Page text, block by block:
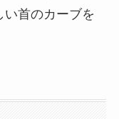
首のカーブを